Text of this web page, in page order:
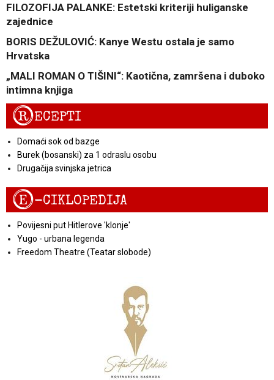
FILOZOFIJA PALANKE: Estetski kriteriji huliganske
zajednice
BORIS DEŽULOVIĆ: Kanye Westu ostala je samo
Hrvatska
„MALI ROMAN O TIŠINI“: Kaotična, zamršena i duboko
intimna knjiga
RECEPTI
Domaći sok od bazge
Burek (bosanski) za 1 odraslu osobu
Drugačija svinjska jetrica
E-CIKLOPEDIJA
Povijesni put Hitlerove 'klonje'
Yugo - urbana legenda
Freedom Theatre (Teatar slobode)